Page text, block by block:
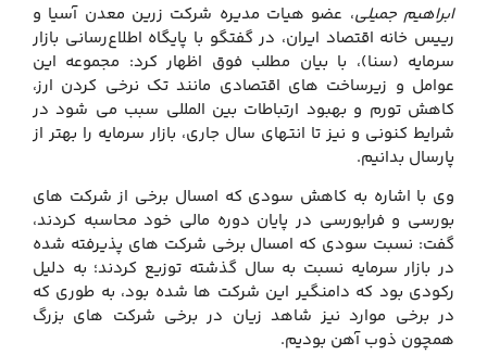
ابراهیم جمیلی، عضو هیات مدیره شرکت زرین معدن آسیا و
رییس خانه اقتصاد ایران، در گفتگو با پایگاه اطلاع‌رسانی بازار
سرمایه (سنا)، با بیان مطلب فوق اظهار کرد: مجموعه این
عوامل و زیرساخت های اقتصادی مانند تک نرخی کردن ارز،
کاهش تورم و بهبود ارتباطات بین المللی سبب می شود در
شرایط کنونی و نیز تا انتهای سال جاری، بازار سرمایه را بهتر از
پارسال بدانیم.
وی با اشاره به کاهش سودی که امسال برخی از شرکت های
بورسی و فرابورسی در پایان دوره مالی خود محاسبه کردند،
گفت: نسبت سودی که امسال برخی شرکت های پذیرفته شده
در بازار سرمایه نسبت به سال گذشته توزیع کردند؛ به دلیل
رکودی بود که دامنگیر این شرکت ها شده بود، به طوری که
در برخی موارد نیز شاهد زیان در برخی شرکت های بزرگ
همچون ذوب آهن بودیم.